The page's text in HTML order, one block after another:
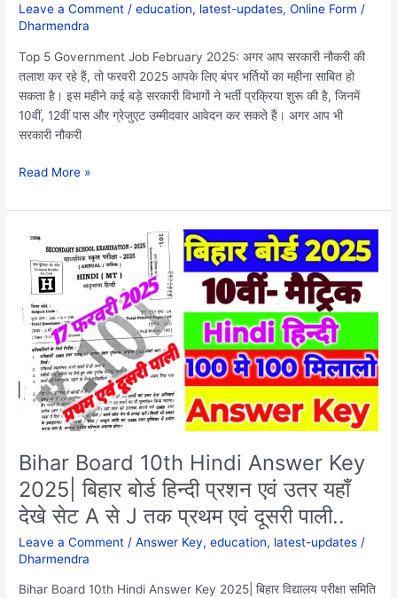
Leave a Comment /education, latest-updates,Online Form /
Dharmendra
Top 5 Government Job February 2025: अगर आप सरकारी नौकरी की
तलाश कर रहे हैं, तो फरवरी 2025 आपके लिए बंपर भर्तियों का महीना साबित हो
सकता है। इस महीने कई बड़े सरकारी विभागों ने भर्ती प्रक्रिया शुरू की है, जिनमें
10वीं, 12वीं पास और ग्रेजुएट उम्मीदवार आवेदन कर सकते हैं। अगर आप भी
सरकारी नौकरी
सबसे
बड़ी
भर्तियां,
जल्दी
आवेदन
Read More »
Bihar Board 10th Hindi Answer Key
2025| बिहार बोर्ड हिन्दी प्रशन एवं उतर यहाँ
देखे सेट A से J तक प्रथम एवं दूसरी पाली..
Leave a Comment /Answer Key,education, latest-updates /
Dharmendra
Bihar Board 10th Hindi Answer Key 2025| बिहार विद्यालय परीक्षा समिति
Bihar
Board
10th
Hindi
Answer
Key
2025|
बिहार
बोर्ड
प्रशन
एवं
उतर
यहाँ
देखे
A
J